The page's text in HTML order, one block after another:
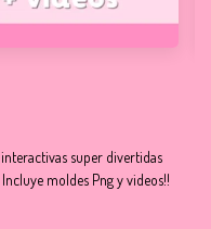
super divertidas
moldes Png y videos!!